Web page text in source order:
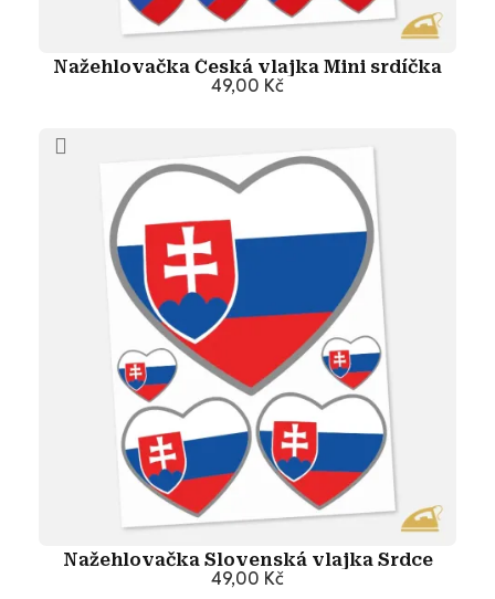
Nažehlovačka Česká vlajka Mini srdíčka
49,00 Kč
Přidat do košíku
Nažehlovačka Slovenská vlajka Srdce
49,00 Kč
Přidat do košíku